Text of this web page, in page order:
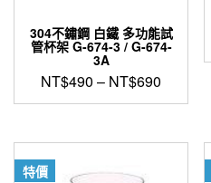
304不鏽鋼 白鐵 多功能試
管杯架 G-674-3 / G-674-
3A
NT$490 – NT$690
此
品
特價